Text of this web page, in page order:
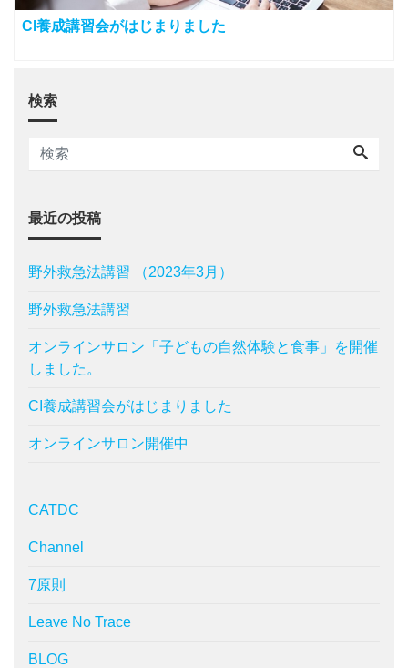
CI養成講習会がはじまりました
検索
最近の投稿
野外救急法講習 （2023年3月）
野外救急法講習
オンラインサロン「子どもの自然体験と食事」を開催
しました。
CI養成講習会がはじまりました
オンラインサロン開催中
CATDC
Channel
7原則
Leave No Trace
BLOG